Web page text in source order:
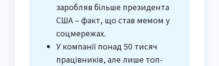
заробляв більше президента
США – факт, що став мемом у
соцмережах.
У компанії понад 50 тисяч
працівників, але лише топ-